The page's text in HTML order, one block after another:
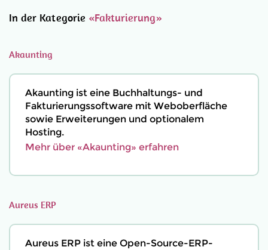
In der Kategorie «Fakturierung»
Akaunting
Akaunting ist eine Buchhaltungs- und
Fakturierungssoftware mit Weboberfläche
sowie Erweiterungen und optionalem
Hosting.
Mehr über «Akaunting» erfahren
Aureus ERP
Aureus ERP ist eine Open-Source-ERP-